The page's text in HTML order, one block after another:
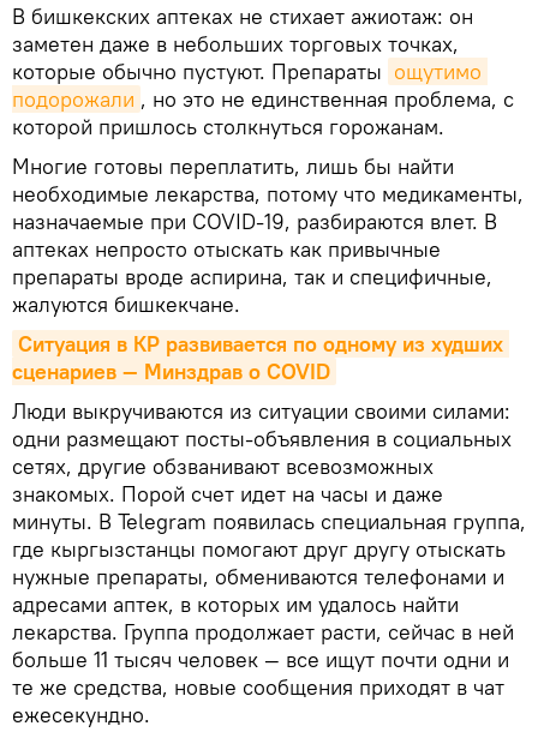
В бишкекских аптеках не стихает ажиотаж: он
заметен даже в небольших торговых точках,
которые обычно пустуют. Препараты ощутимо
подорожали , но это не единственная проблема, с
которой пришлось столкнуться горожанам.
Многие готовы переплатить, лишь бы найти
необходимые лекарства, потому что медикаменты,
назначаемые при COVID-19, разбираются влет. В
аптеках непросто отыскать как привычные
препараты вроде аспирина, так и специфичные,
жалуются бишкекчане.
Ситуация в КР развивается по одному из худших
сценариев — Минздрав о COVID
Люди выкручиваются из ситуации своими силами:
одни размещают посты-объявления в социальных
сетях, другие обзванивают всевозможных
знакомых. Порой счет идет на часы и даже
минуты. В Telegram появилась специальная группа,
где кыргызстанцы помогают друг другу отыскать
нужные препараты, обмениваются телефонами и
адресами аптек, в которых им удалось найти
лекарства. Группа продолжает расти, сейчас в ней
больше 11 тысяч человек — все ищут почти одни и
те же средства, новые сообщения приходят в чат
ежесекундно.